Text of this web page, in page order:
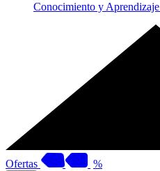
Conocimiento y Aprendizaje
Ofertas %